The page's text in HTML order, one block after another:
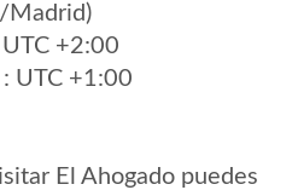
Madrid)
+2:00
UTC +1:00
El Ahogado puedes